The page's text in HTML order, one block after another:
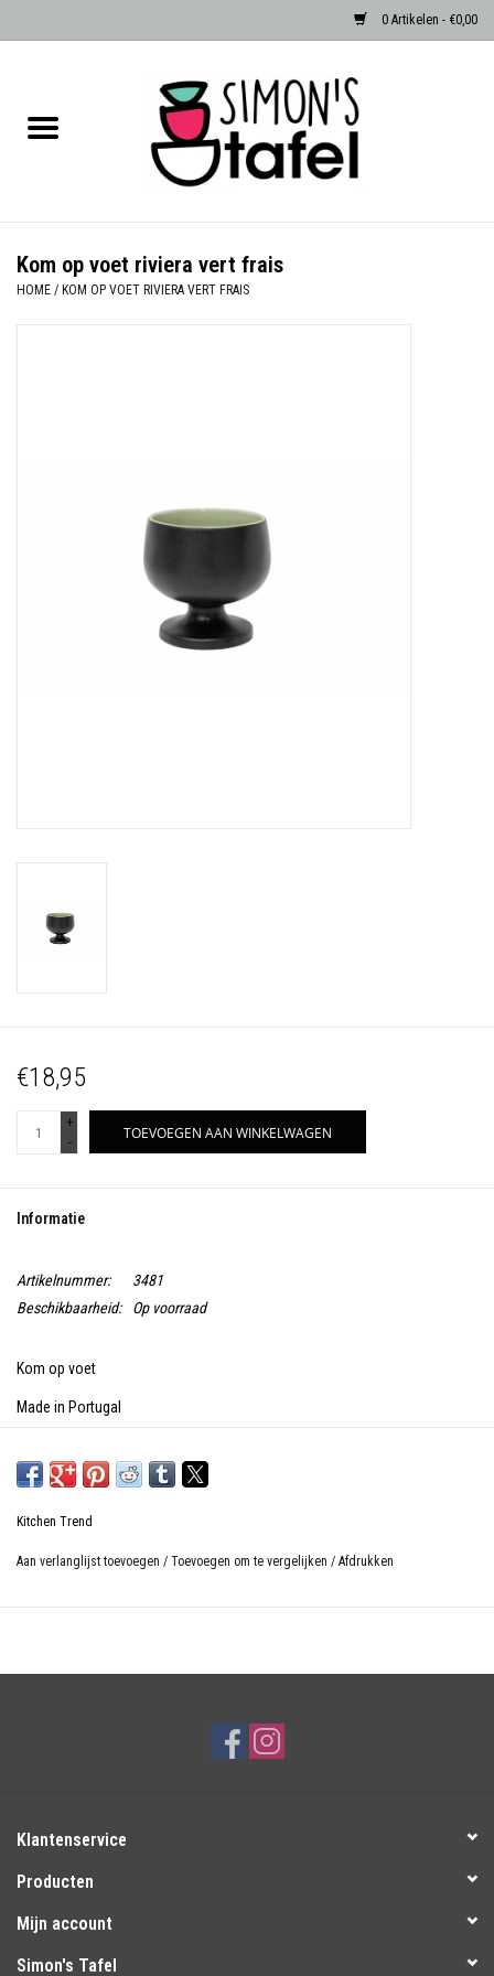
0 Artikelen - €0,00
Albast waxinehouders van Zenza
Kom op voet riviera vert frais
HOME / KOM OP VOET RIVIERA VERT FRAIS
€18,95
+
-
TOEVOEGEN AAN WINKELWAGEN
Informatie
Artikelnummer:
3481
Beschikbaarheid:
Op voorraad
Kom op voet
Made in Portugal
Hoogte: 11,9 cm
Materiaal: Stoneware
Kleur: Lichtgroen
Kitchen Trend
Aan verlanglijst toevoegen / Toevoegen om te vergelijken / Afdrukken
Klantenservice
Producten
Mijn account
Simon's Tafel